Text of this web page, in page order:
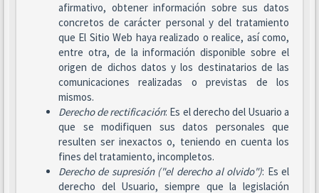
afirmativo, obtener información sobre sus datos
concretos de carácter personal y del tratamiento
que El Sitio Web haya realizado o realice, así como,
entre otra, de la información disponible sobre el
origen de dichos datos y los destinatarios de las
comunicaciones realizadas o previstas de los
mismos.
Derecho de rectificación: Es el derecho del Usuario a
que se modifiquen sus datos personales que
resulten ser inexactos o, teniendo en cuenta los
fines del tratamiento, incompletos.
Derecho de supresión ("el derecho al olvido"): Es el
derecho del Usuario, siempre que la legislación